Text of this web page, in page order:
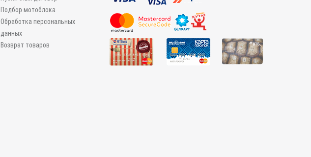
Подбор мотоблока
Обработка персональных
данных
Возврат товаров